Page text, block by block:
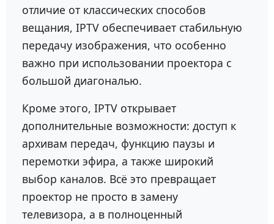
отличие от классических способов
вещания, IPTV обеспечивает стабильную
передачу изображения, что особенно
важно при использовании проектора с
большой диагональю.
Кроме этого, IPTV открывает
дополнительные возможности: доступ к
архивам передач, функцию паузы и
перемотки эфира, а также широкий
выбор каналов. Всё это превращает
проектор не просто в замену
телевизора, а в полноценный